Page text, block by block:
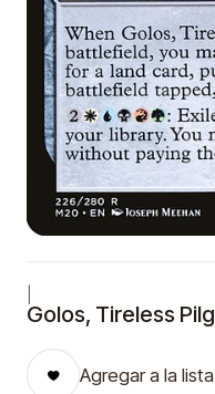
Golos, Tireless
Agregar a la